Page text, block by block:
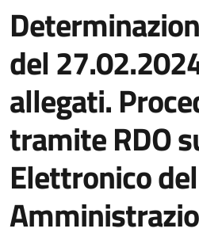
del
allegati.
tramite RDO
Elettronico